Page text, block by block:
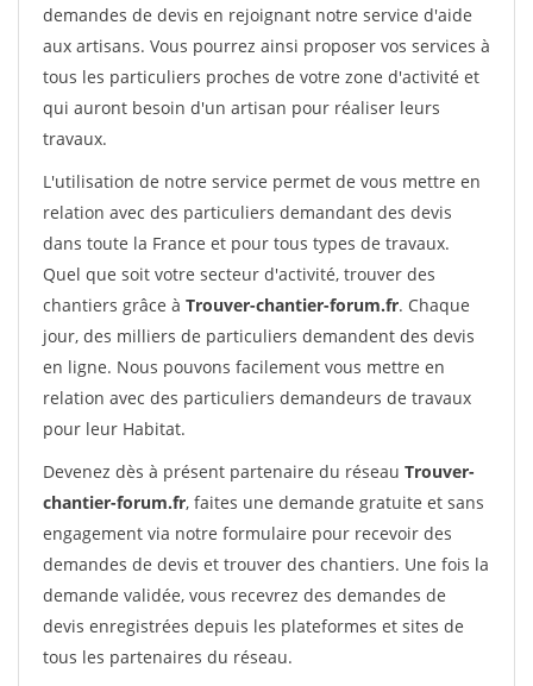
demandes de devis en rejoignant notre service d'aide
aux artisans. Vous pourrez ainsi proposer vos services à
tous les particuliers proches de votre zone d'activité et
qui auront besoin d'un artisan pour réaliser leurs
travaux.
L'utilisation de notre service permet de vous mettre en
relation avec des particuliers demandant des devis
dans toute la France et pour tous types de travaux.
Quel que soit votre secteur d'activité, trouver des
chantiers grâce à Trouver-chantier-forum.fr. Chaque
jour, des milliers de particuliers demandent des devis
en ligne. Nous pouvons facilement vous mettre en
relation avec des particuliers demandeurs de travaux
pour leur Habitat.
Devenez dès à présent partenaire du réseau Trouver-
chantier-forum.fr, faites une demande gratuite et sans
engagement via notre formulaire pour recevoir des
demandes de devis et trouver des chantiers. Une fois la
demande validée, vous recevrez des demandes de
devis enregistrées depuis les plateformes et sites de
tous les partenaires du réseau.